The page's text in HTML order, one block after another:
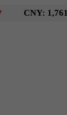
1,761 so'm▼